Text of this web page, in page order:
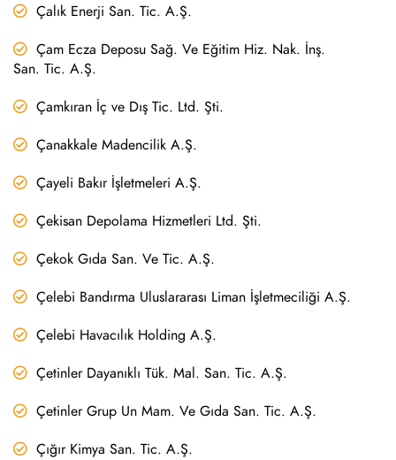
Çalık Enerji San. Tic. A.Ş.
Çam Ecza Deposu Sağ. Ve Eğitim Hiz. Nak. İnş.
San. Tic. A.Ş.
Çamkıran İç ve Dış Tic. Ltd. Şti.
Çanakkale Madencilik A.Ş.
Çayeli Bakır İşletmeleri A.Ş.
Çekisan Depolama Hizmetleri Ltd. Şti.
Çekok Gıda San. Ve Tic. A.Ş.
Çelebi Bandırma Uluslararası Liman İşletmeciliği A.Ş.
Çelebi Havacılık Holding A.Ş.
Çetinler Dayanıklı Tük. Mal. San. Tic. A.Ş.
Çetinler Grup Un Mam. Ve Gıda San. Tic. A.Ş.
Çığır Kimya San. Tic. A.Ş.